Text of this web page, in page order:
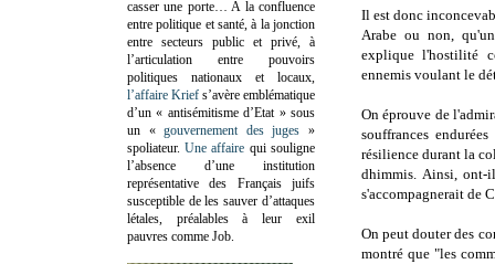
Il est donc
Arabe ou non,
explique l'hostilité
ennemis voulant le
On éprouve de
souffrances
résilience durant la
dhimmis. Ainsi, ont-
s'accompagnerait de
On peut douter des
montré que "les
casser une porte… A la confluence
entre politique et santé, à la jonction
entre secteurs public et privé, à
l’articulation entre pouvoirs
politiques nationaux et locaux,
l’affaire Krief s’avère emblématique
d’un « antisémitisme d’Etat » sous
un «gouvernement des juges »
spoliateur.Une affaire qui souligne
l’absence d’une institution
représentative des Français juifs
susceptible de les sauver d’attaques
létales, préalables à leur exil
pauvres comme Job.